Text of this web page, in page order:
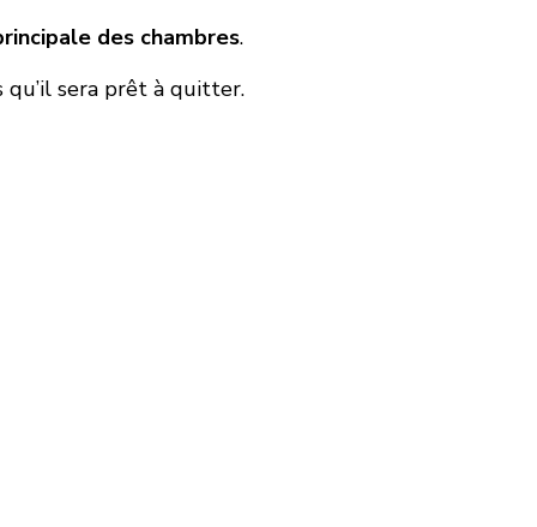
des chambres.
sera prêt à quitter.